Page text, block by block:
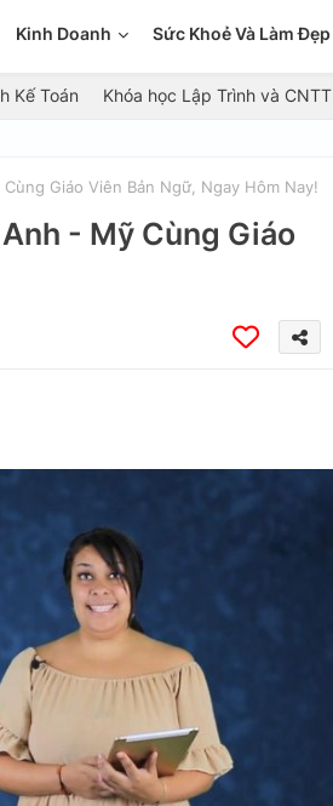
Kinh Doanh Sức Khoẻ Và Làm Đẹp
Kế Toán Khóa học Lập Trình và CNTT
Giáo Viên Bản Ngữ, Ngay Hôm Nay!
- Mỹ Cùng Giáo